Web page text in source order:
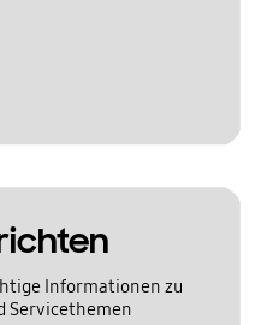
Informationen zu
Servicethemen